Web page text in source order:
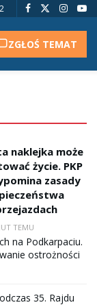
ZGŁOŚ TEMAT
naklejka może
życie. PKP
zasady
TEMU
na Podkarpaciu.
ostrożności
35. Rajdu